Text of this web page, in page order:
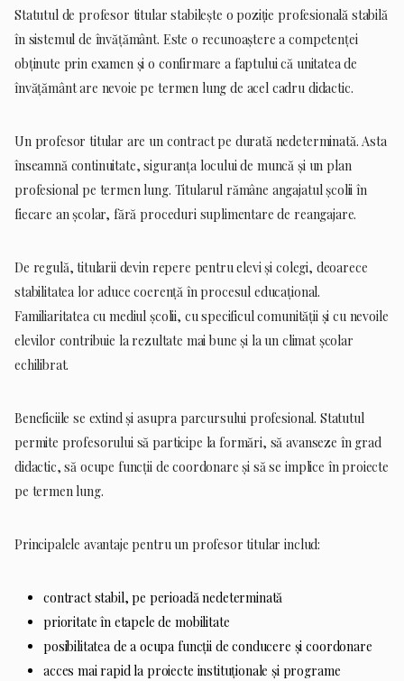
Statutul de profesor titular stabilește o poziție profesională stabilă
în sistemul de învățământ. Este o recunoaștere a competenței
obținute prin examen și o confirmare a faptului că unitatea de
învățământ are nevoie pe termen lung de acel cadru didactic.
Un profesor titular are un contract pe durată nedeterminată. Asta
înseamnă continuitate, siguranța locului de muncă și un plan
profesional pe termen lung. Titularul rămâne angajatul școlii în
fiecare an școlar, fără proceduri suplimentare de reangajare.
De regulă, titularii devin repere pentru elevi și colegi, deoarece
stabilitatea lor aduce coerență în procesul educațional.
Familiaritatea cu mediul școlii, cu specificul comunității și cu nevoile
elevilor contribuie la rezultate mai bune și la un climat școlar
echilibrat.
Beneficiile se extind și asupra parcursului profesional. Statutul
permite profesorului să participe la formări, să avanseze în grad
didactic, să ocupe funcții de coordonare și să se implice în proiecte
pe termen lung.
Principalele avantaje pentru un profesor titular includ:
contract stabil, pe perioadă nedeterminată
prioritate în etapele de mobilitate
posibilitatea de a ocupa funcții de conducere și coordonare
acces mai rapid la proiecte instituționale și programe